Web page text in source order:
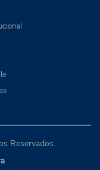
Reservados.